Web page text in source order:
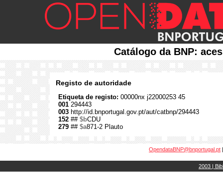
Catálogo da BNP:
Registo de autoridade
Etiqueta de registo: 00000nx j22000253 45
001 294443
003 http://id.bnportugal.gov.pt/aut/catbnp/294443
152 ## $bCDU
279 ## $a871-2 Plauto
OpendataBNP@bnportugal.pt
2003 |